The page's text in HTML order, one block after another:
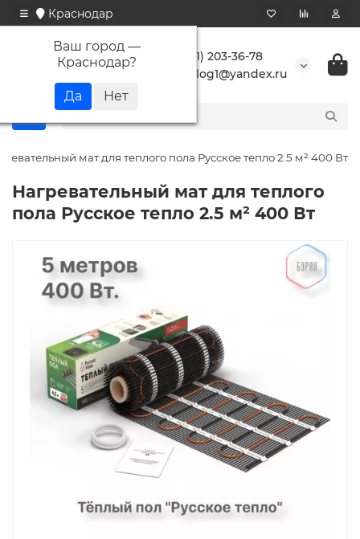
Краснодар
Ваш город —
Краснодар?
+7 (861) 203-36-78
buranlog1@yandex.ru
мат для теплого пола Русское тепло 2.5 м² 400 Вт
Нагревательный мат для теплого
пола Русское тепло 2.5 м² 400 Вт